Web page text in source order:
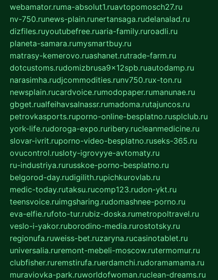
webamator.ruma-absolut1.ruavtopomosch27.ru
nv-750.runews-plain.runertansaga.rudelanalad.ru
dizfiles.ruyoutubefree.ruaria-family.ruroadli.ru
planeta-samara.rumysmartbuy.ru
matrasy-kemerovo.ruashanet.rutrade-farm.ru
dotcustoms.rudomizbrusa9x12spb.ruautodamp.ru
narasimha.rudjcommodities.runv750.rux-ton.ru
newsplain.rucardvoice.rumodopaper.rumanunae.ru
gbget.rualfeihavsalnassr.rumadoma.rutajuncos.ru
petrovkasports.ruporno-online-besplatno.rusplclub.ru
york-life.rudoroga-expo.ruribery.rucleanmedicine.ru
slovar-ivrit.ruporno-video-besplatno.ruseks-365.ru
ovucontrol.rusloty-igrovyye-avtomaty.ru
ru-industriya.rurusskoe-porno-besplatno.ru
belgorod-day.rudigilith.rupichkurovlab.ru
medic-today.rutaksu.rucomp123.rudon-ykt.ru
teensvoice.ruimgsharing.rudomashnee-porno.ru
eva-elfie.rufoto-tur.rubiz-doska.rumetropoltravel.ru
veslo-i-yakor.ruborodino-media.rurostotsky.ru
regionufa.ruweiss-bet.ruzaryna.rucasinotablet.ru
universalia.ruremont-mebeli-moscow.rutermomur.ru
clubfisher.ruremstirufa.ruerdamchi.rudoramamama.ru
muraviovka-park.ruworldofwoman.ruclean-dreams.ru